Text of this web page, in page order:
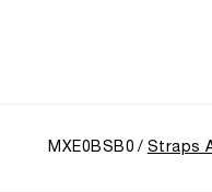
Straps
MXE0BSB0